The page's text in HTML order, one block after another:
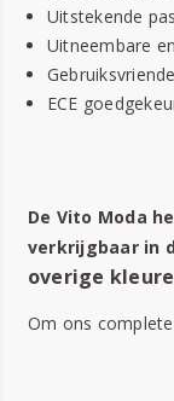
Uitstekende
Uitneembare
ECE
De Vito Moda
verkrijgbaar in
overige
Om ons